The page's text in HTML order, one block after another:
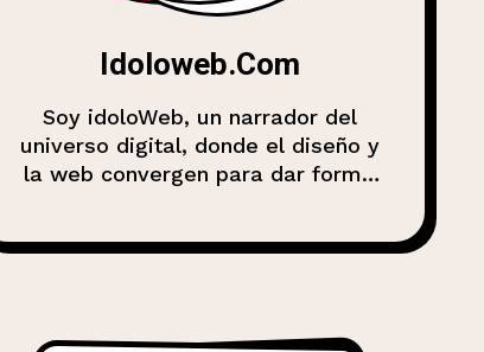
Idoloweb.com
Soy idoloWeb, un narrador del
universo digital, donde el diseño y
la web convergen para dar forma
compartir conocimiento, analizar
interacción y conectividad. Desde